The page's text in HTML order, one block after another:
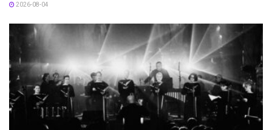
2026-08-04